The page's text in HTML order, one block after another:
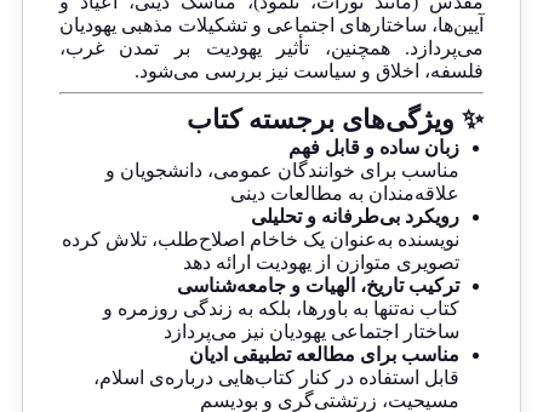
آیین‌ها، ساختارهای اجتماعی و تشکیلات مذهبی یهودیان
می‌پردازد. همچنین، تأثیر یهودیت بر تمدن غرب،
فلسفه، اخلاق و سیاست نیز بررسی می‌شود.
✨ ویژگی‌های برجسته کتاب
زبان ساده و قابل فهم
مناسب برای خوانندگان عمومی، دانشجویان و
علاقه‌مندان به مطالعات دینی
رویکرد بی‌طرفانه و تحلیلی
نویسنده به‌عنوان یک خاخام اصلاح‌طلب، تلاش کرده
تصویری متوازن از یهودیت ارائه دهد
ترکیب تاریخ، الهیات و جامعه‌شناسی
کتاب نه‌تنها به باورها، بلکه به زندگی روزمره و
ساختار اجتماعی یهودیان نیز می‌پردازد
مناسب برای مطالعه تطبیقی ادیان
قابل استفاده در کنار کتاب‌هایی درباره‌ی اسلام،
مسیحیت، زرتشتی‌گری و بودیسم